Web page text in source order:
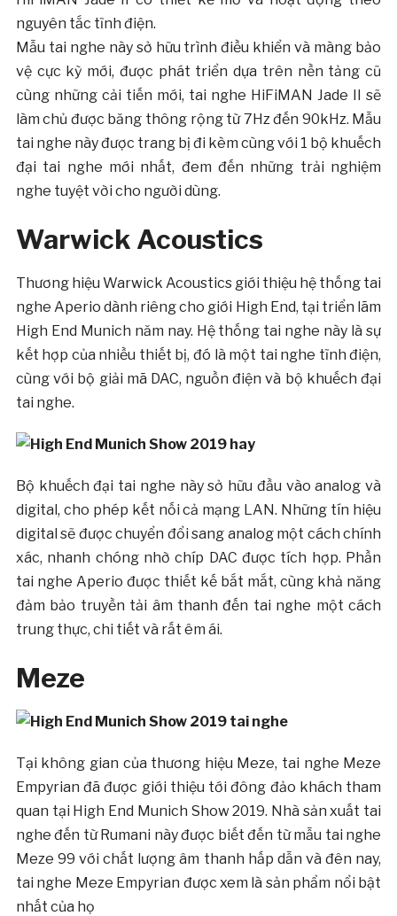
nguyên tắc tĩnh điện.
Mẫu tai nghe này sở hữu trình điều khiển và màng bảo
vệ cực kỳ mới, được phát triển dựa trên nền tảng cũ
cùng những cải tiến mới, tai nghe HiFiMAN Jade II sẽ
làm chủ được băng thông rộng từ 7Hz đến 90kHz. Mẫu
tai nghe này được trang bị đi kèm cùng với 1 bộ khuếch
đại tai nghe mới nhất, đem đến những trải nghiệm
nghe tuyệt vời cho người dùng.
Warwick Acoustics
Thương hiệu Warwick Acoustics giới thiệu hệ thống tai
nghe Aperio dành riêng cho giới High End, tại triển lãm
High End Munich năm nay. Hệ thống tai nghe này là sự
kết hợp của nhiều thiết bị, đó là một tai nghe tĩnh điện,
cùng với bộ giải mã DAC, nguồn điện và bộ khuếch đại
tai nghe.
Bộ khuếch đại tai nghe này sở hữu đầu vào analog và
digital, cho phép kết nối cả mạng LAN. Những tín hiệu
digital sẽ được chuyển đổi sang analog một cách chính
xác, nhanh chóng nhờ chíp DAC được tích hợp. Phần
tai nghe Aperio được thiết kế bắt mắt, cùng khả năng
đảm bảo truyền tải âm thanh đến tai nghe một cách
trung thực, chi tiết và rất êm ái.
Meze
Tại không gian của thương hiệu Meze, tai nghe Meze
Empyrian đã được giới thiệu tới đông đảo khách tham
quan tại High End Munich Show 2019. Nhà sản xuất tai
nghe đến từ Rumani này được biết đến từ mẫu tai nghe
Meze 99 với chất lượng âm thanh hấp dẫn và đên nay,
tai nghe Meze Empyrian được xem là sản phẩm nổi bật
nhất của họ